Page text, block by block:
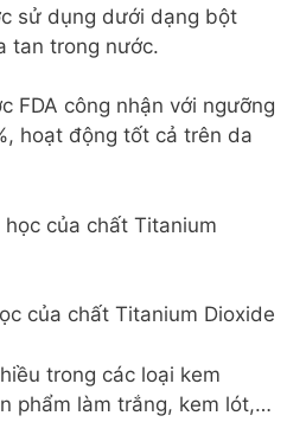
sử dụng dưới dạng bột
tan trong nước.
FDA công nhận với ngưỡng
hoạt động tốt cả trên da
của chất Titanium Dioxide
trong các loại kem
phẩm làm trắng, kem lót,…